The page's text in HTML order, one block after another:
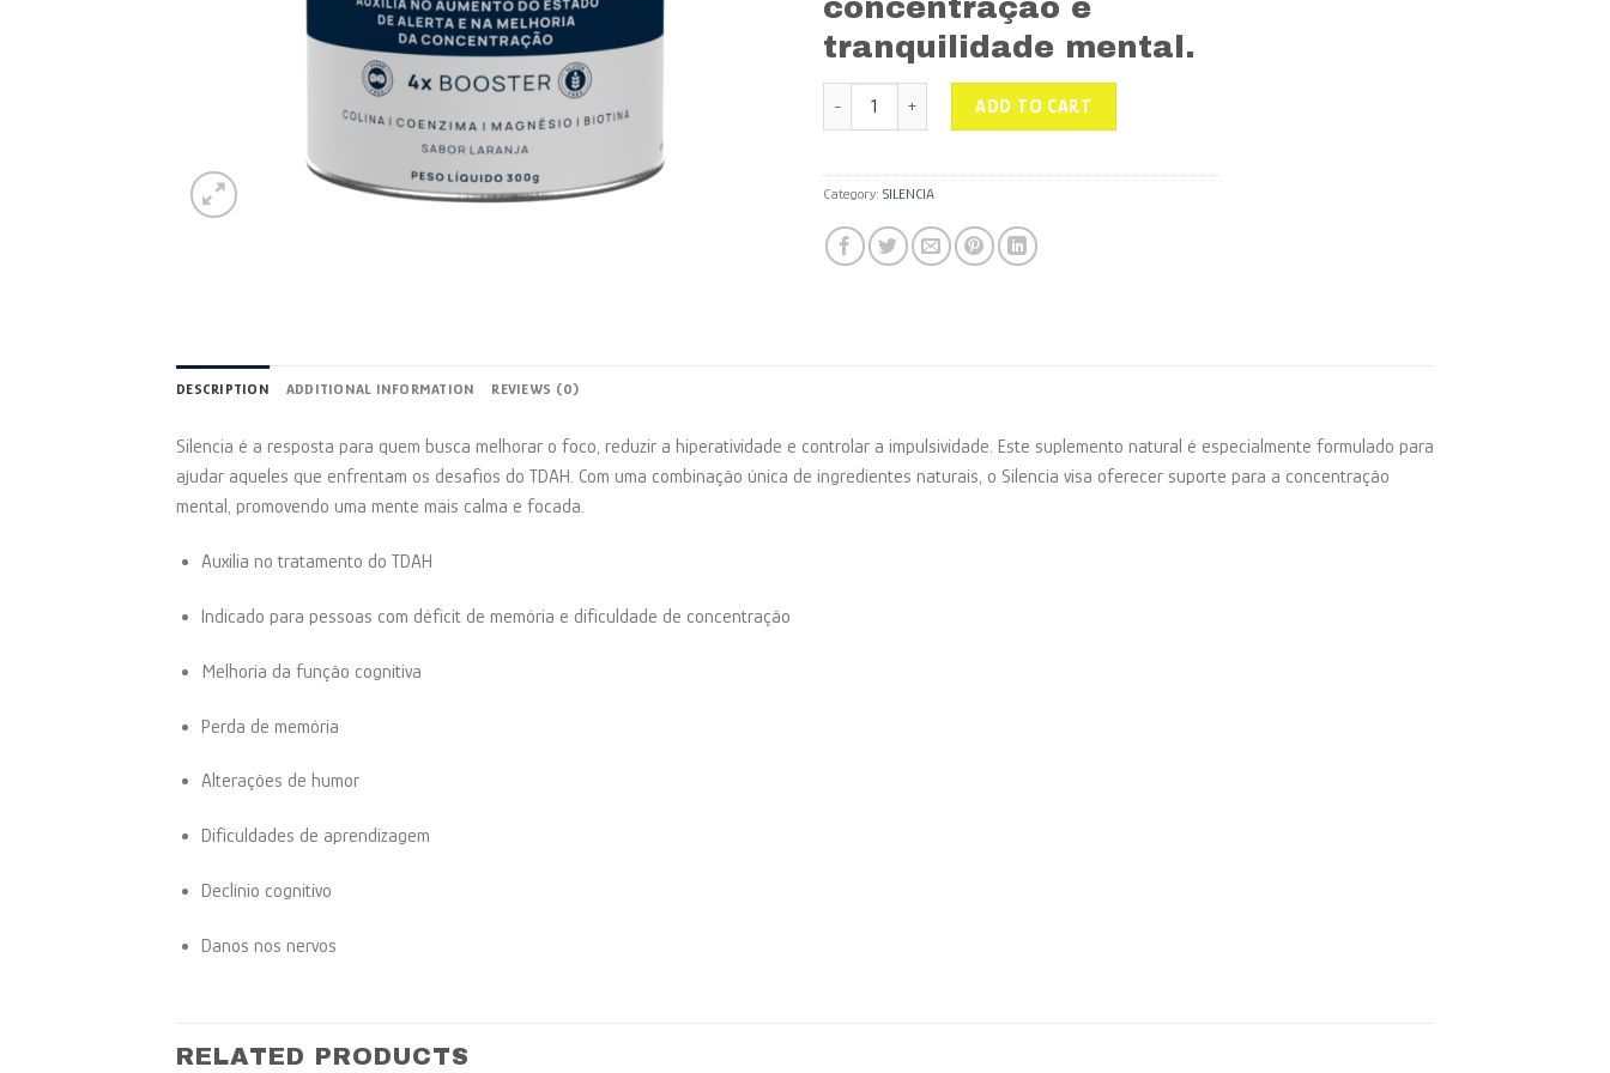
concentração e
tranquilidade mental.
ADD TO CART
Category: SILENCIA
DESCRIPTION ADDITIONAL INFORMATION REVIEWS (0)
Silencia é a resposta para quem busca melhorar o foco, reduzir a hiperatividade e controlar a impulsividade. Este suplemento natural é especialmente formulado para
ajudar aqueles que enfrentam os desafios do TDAH. Com uma combinação única de ingredientes naturais, o Silencia visa oferecer suporte para a concentração
mental, promovendo uma mente mais calma e focada.
Auxilia no tratamento do TDAH
Indicado para pessoas com déficit de memória e dificuldade de concentração
Melhoria da função cognitiva
Perda de memória
Alterações de humor
Dificuldades de aprendizagem
Declínio cognitivo
Danos nos nervos
RELATED PRODUCTS